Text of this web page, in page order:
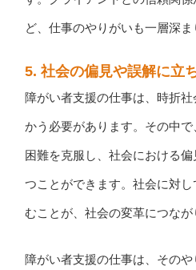
ど、仕事のやりがいも一層深ま
5. 社会の偏見や誤解に立
障がい者支援の仕事は、時折
かう必要があります。その中
困難を克服し、社会における
つことができます。社会に対
むことが、社会の変革につなが
障がい者支援の仕事は、その